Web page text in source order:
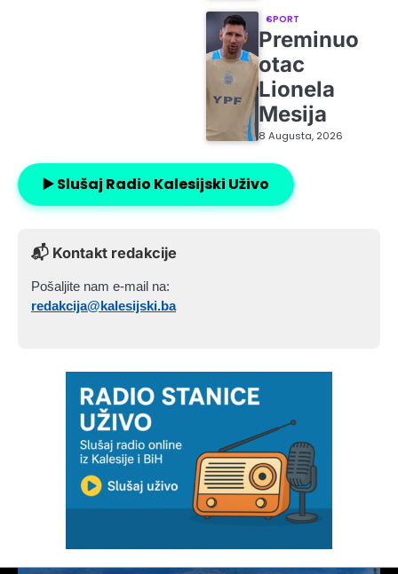
SPORT
Preminuo
otac
Lionela
Mesija
8 Augusta, 2026
▶️ Slušaj Radio Kalesijski Uživo
📬 Kontakt redakcije
Pošaljite nam e-mail na:
redakcija@kalesijski.ba